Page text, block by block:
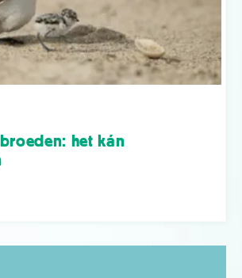
het kán